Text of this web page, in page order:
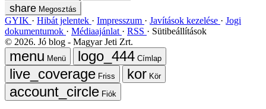
Megosztás
GYIK Hibát jelentek Impresszum Javítások kezelése
Jogi
dokumentumok
Médiaajánlat RSS
Sütibeállítások
© 2026. Jó blog - Magyar Jeti Zrt.
Menü
Címlap
Friss
Kör
Fiók